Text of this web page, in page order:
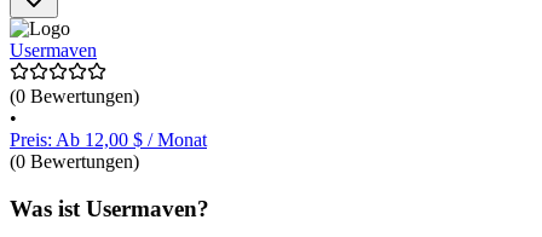
Sitzungswiedergabe zur Diagnose individueller Nutzersitzungen.
Darüber hinaus ermöglicht es die Integration mit
Analyseplattformen, BI-Dashboards, A/B-Testtools und
Marketingautomatisierung. Die Preisgestaltung erfolgt auf Anfrage.
Usermaven
(0 Bewertungen)
•
Preis: Ab 12,00 $ / Monat
(0 Bewertungen)
Was ist Usermaven?